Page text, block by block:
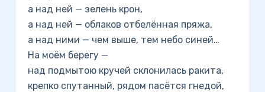
а над ней — зелень крон,
а над ней — облаков отбелённая пряжа,
а над ними — чем выше, тем небо синей…
На моём берегу —
над подмытою кручей склонилась ракита,
крепко спутанный, рядом пасётся гнедой,